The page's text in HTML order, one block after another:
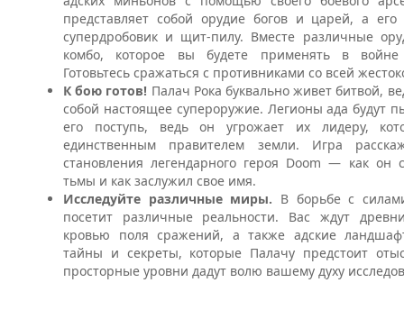
представляет собой орудие богов и царей, а его
супердробовик и щит-пилу. Вместе различные
комбо, которое вы будете применять в
Готовьтесь сражаться с противниками со всей
К бою готов! Палач Рока буквально живет битвой,
собой настоящее супероружие. Легионы ада будут
его поступь, ведь он угрожает их лидеру,
единственным правителем земли. Игра
становления легендарного героя Doom — как он
тьмы и как заслужил свое имя.
Исследуйте различные миры. В борьбе с
посетит различные реальности. Вас ждут
кровью поля сражений, а также адские
тайны и секреты, которые Палачу предстоит
просторные уровни дадут волю вашему духу